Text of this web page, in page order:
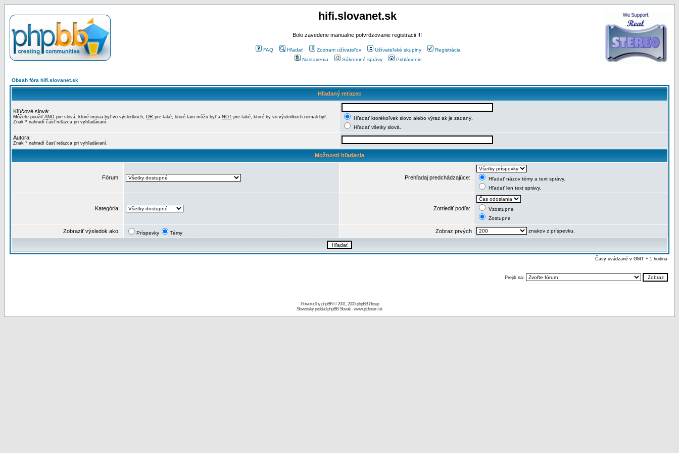
hifi.slovanet.sk
Bolo zavedene manualne potvrdzovanie registracii !!!
FAQ Hľadať Zoznam užívateľov Užívateľské skupiny
Registrácia
Nastavenia
Súkromné správy Prihlásenie
Obsah fóra hifi.slovanet.sk
Hľadaný reťazec
Kľúčové slová:
Môžete použiť AND pre slová, ktoré musia byť vo výsledkoch, OR pre také, ktoré tam môžu byť a NOT pre také, ktoré by vo výsledkoch nemali byť.
Znak * nahradí časť reťazca pri vyhľadávaní.
Hľadať ktorékoľvek slovo alebo výraz ak je zadaný.
Hľadať všetky slová.
Autora:
Znak * nahradí časť reťazca pri vyhľadávaní.
Možnosti hľadania
Fórum: Prehľadaj predchádzajúce:
Hľadať názov témy a text správy.
Hľadať len text správy.
Kategória: Zotriediť podľa:
Vzostupne
Zostupne
Zobraziť výsledok ako: Príspevky Témy Zobraz prvých znakov z príspevku.
Časy uvádzané v GMT + 1 hodina
Prejdi na:
Powered byphpBB© 2001, 2005 phpBB Group
Slovenský preklad phpBB Slovak-www.pcforum.sk